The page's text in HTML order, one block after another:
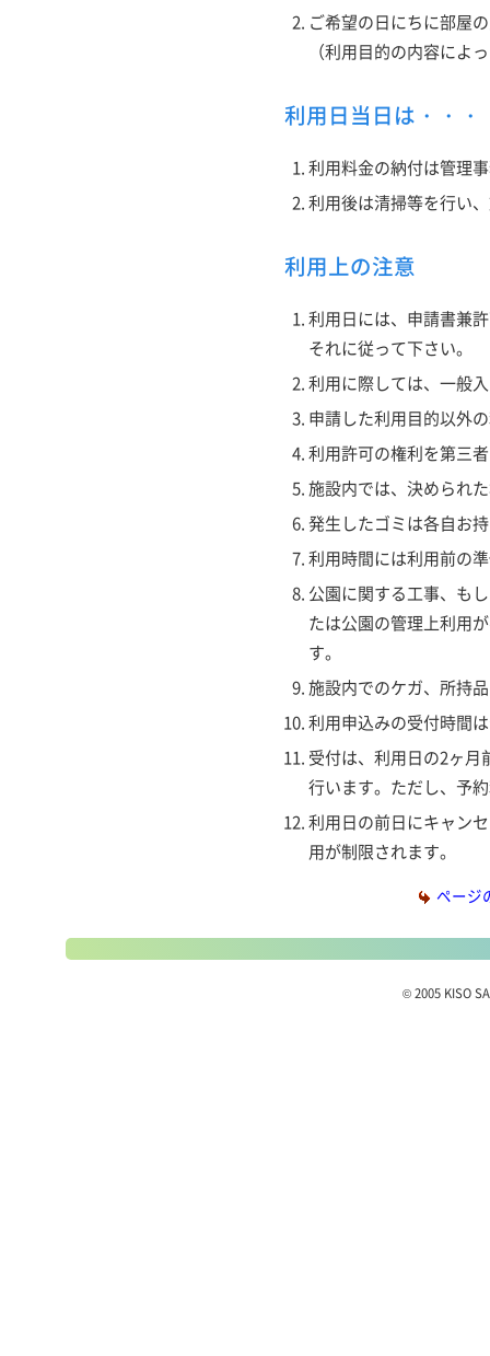
ご希望の日にちに部屋
（利用目的の内容によ
利用日当日は・・・
利用料金の納付は管理
利用後は清掃等を行い
利用上の注意
利用日には、申請書兼
それに従って下さい。
利用に際しては、一般
申請した利用目的以外
利用許可の権利を第三
施設内では、決められ
発生したゴミは各自お
利用時間には利用前の
公園に関する工事、も
たは公園の管理上利用
す。
施設内でのケガ、所持
利用申込みの受付時間
受付は、利用日の2ヶ月
行います。ただし、予
利用日の前日にキャン
用が制限されます。
ページ
© 2005 KISO